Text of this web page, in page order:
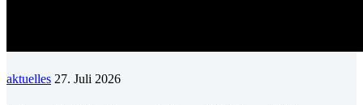
aktuelles 27. Juli 2026